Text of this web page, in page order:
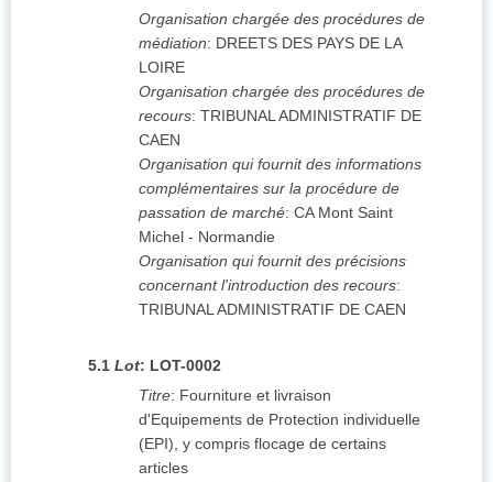
Organisation chargée des procédures de
médiation: DREETS DES PAYS DE LA
LOIRE
Organisation chargée des procédures de
recours: TRIBUNAL ADMINISTRATIF DE
CAEN
Organisation qui fournit des informations
complémentaires sur la procédure de
passation de marché: CA Mont Saint
Michel - Normandie
Organisation qui fournit des précisions
concernant l'introduction des recours:
TRIBUNAL ADMINISTRATIF DE CAEN
5.1 Lot: LOT-0002
Titre: Fourniture et livraison
d'Equipements de Protection individuelle
(EPI), y compris flocage de certains
articles